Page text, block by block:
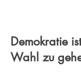
Demokratie
Wahl zu